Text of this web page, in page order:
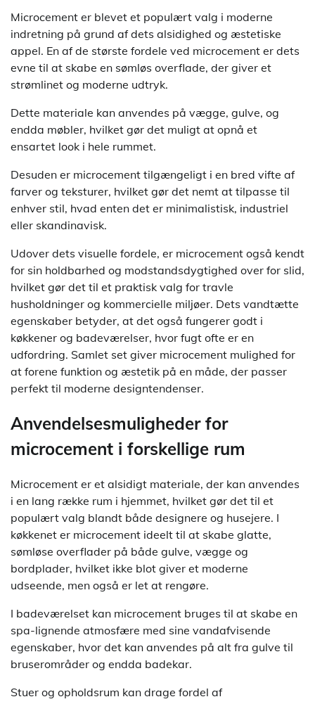
Microcement er blevet et populært valg i moderne
indretning på grund af dets alsidighed og æstetiske
appel. En af de største fordele ved microcement er dets
evne til at skabe en sømløs overflade, der giver et
strømlinet og moderne udtryk.
Dette materiale kan anvendes på vægge, gulve, og
endda møbler, hvilket gør det muligt at opnå et
ensartet look i hele rummet.
Desuden er microcement tilgængeligt i en bred vifte af
farver og teksturer, hvilket gør det nemt at tilpasse til
enhver stil, hvad enten det er minimalistisk, industriel
eller skandinavisk.
Udover dets visuelle fordele, er microcement også kendt
for sin holdbarhed og modstandsdygtighed over for slid,
hvilket gør det til et praktisk valg for travle
husholdninger og kommercielle miljøer. Dets vandtætte
egenskaber betyder, at det også fungerer godt i
køkkener og badeværelser, hvor fugt ofte er en
udfordring. Samlet set giver microcement mulighed for
at forene funktion og æstetik på en måde, der passer
perfekt til moderne designtendenser.
Anvendelsesmuligheder for
microcement i forskellige rum
Microcement er et alsidigt materiale, der kan anvendes
i en lang række rum i hjemmet, hvilket gør det til et
populært valg blandt både designere og husejere. I
køkkenet er microcement ideelt til at skabe glatte,
sømløse overflader på både gulve, vægge og
bordplader, hvilket ikke blot giver et moderne
udseende, men også er let at rengøre.
I badeværelset kan microcement bruges til at skabe en
spa-lignende atmosfære med sine vandafvisende
egenskaber, hvor det kan anvendes på alt fra gulve til
bruserområder og endda badekar.
Stuer og opholdsrum kan drage fordel af